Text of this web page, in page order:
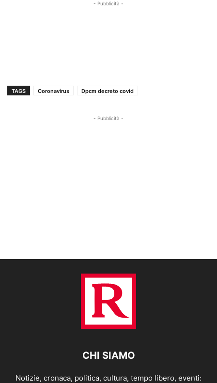
- Pubblicità -
TAGS Coronavirus Dpcm decreto covid
- Pubblicità -
CHI SIAMO
Notizie, cronaca, politica, cultura, tempo libero, eventi: